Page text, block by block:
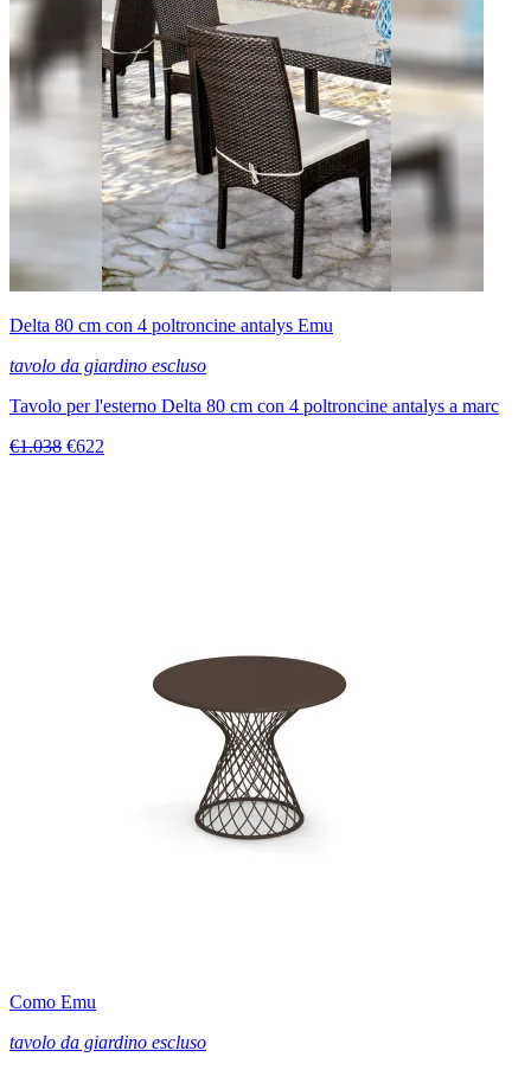
Delta 80 cm con 4 poltroncine antalys Emu
tavolo da giardino escluso
Tavolo per l'esterno Delta 80 cm con 4 poltroncine antalys a marc
€1.038 €622
Como Emu
tavolo da giardino escluso